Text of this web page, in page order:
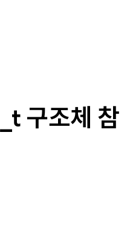
t 구조체 참